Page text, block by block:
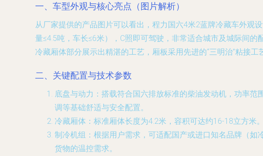
一、车型外观与核心亮点（图片解析）
从厂家提供的产品图片可以看出，程力国六4米2蓝牌冷藏车外观
量≤4.5吨，车长≤6米），C照即可驾驶，非常适合城市及城际间
冷藏厢体部分展示出精湛的工艺，厢板采用先进的“三明治”粘接
二、关键配置与技术参数
底盘与动力 ：搭载符合国六排放标准的柴油发动机，功率
调等基础舒适与安全配置。
冷藏厢体 ：标准厢体长度为4.2米，容积可达约16-18立方
制冷机组 ：根据用户需求，可适配国产或进口知名品牌（
货物的温控需求。